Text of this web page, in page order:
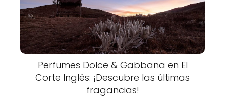
Perfumes Dolce & Gabbana en El
Corte Inglés: ¡Descubre las últimas
fragancias!